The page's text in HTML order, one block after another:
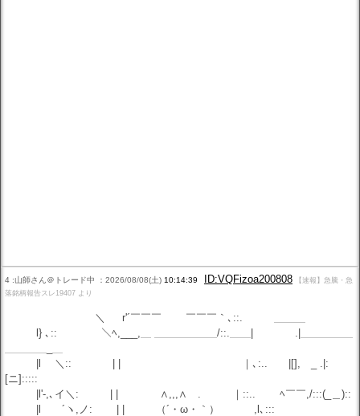
4 :山師さん＠トレード中 ：2026/08/08(土) 10:14:39 ID:VQFizoa200808
【速報】急騰・急
落銘柄報告スレ19407 より
＼ r'´￣￣￣ ￣￣￣｀､::. ＿＿＿
l} ､:: ＼ﾍ,___,＿ ＿＿＿＿＿＿/::.＿＿| .|＿＿＿＿＿
|l ＼:: | | ｜､:.. |[], _ .|:
[ニ]:::::
|l'-,､イ＼: | | ∧,,,∧ . ｜::.. ﾍ￣￣,/:::(_＿)::
|l ´ヽ,ノ: | | （´・ω・｀） ,l､::: ￣